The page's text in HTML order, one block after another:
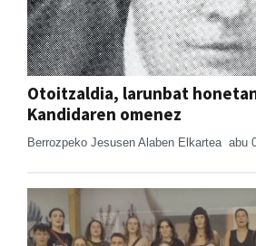
Otoitzaldia, larunbat
Kandidaren omenez
Berrozpeko Jesusen Alaben Elkartea abu